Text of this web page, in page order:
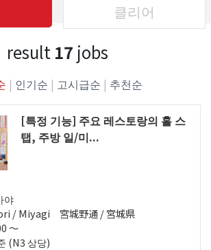
클리어
result 17 jobs
| 인기순 | 고시급순 | 추천순
[특정 기능] 주요 레스토랑의 홀 스
탭, 주방 일/미...
야
/ Miyagi 宮城野通 / 宮城県
～
(N3 상당)